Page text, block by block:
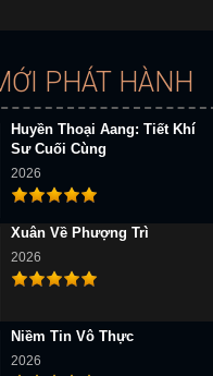
PHÁT HÀNH
Huyền Thoại Aang: Tiết Khí
Sư Cuối Cùng
2026
Xuân Về Phượng Trì
2026
Niềm Tin Vô Thực
2026